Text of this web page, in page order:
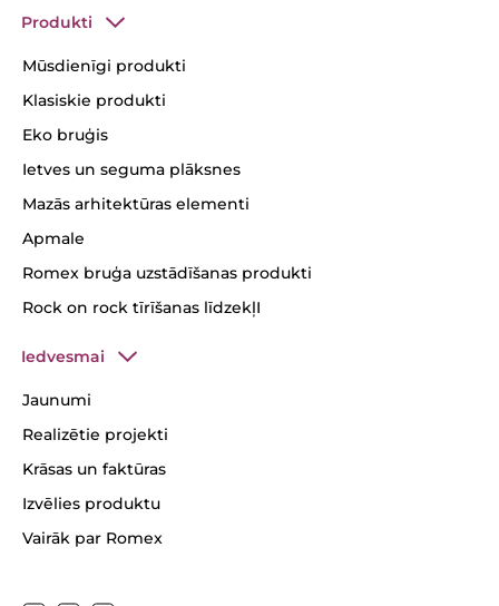
Produkti
Mūsdienīgi produkti
Klasiskie produkti
Eko bruģis
Ietves un seguma plāksnes
Mazās arhitektūras elementi
Apmale
Romex bruģa uzstādīšanas produkti
Rock on rock tīrīšanas līdzekļI
Iedvesmai
Jaunumi
Realizētie projekti
Krāsas un faktūras
Izvēlies produktu
Vairāk par Romex